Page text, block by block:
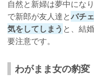
自然と新婦は夢中にな
で新郎が友人達とバチ
気をしてしまう と、結
要注意です。
わがまま女の豹変